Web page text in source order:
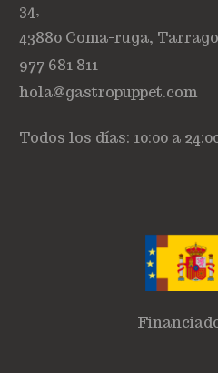
34,
43880 Coma-ruga,
977 681 811
hola@gastropuppet.com
Todos los días: 10:00 a